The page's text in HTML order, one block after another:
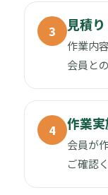
3 見積
作業内
会員と
4 作業
会員が
ご確認